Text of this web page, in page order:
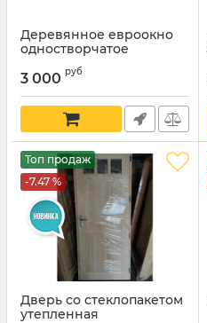
Деревянное евроокно
одностворчатое
поворотное
3 000 руб
Топ продаж
-7.47 %
Дверь со стеклопакетом
утепленная